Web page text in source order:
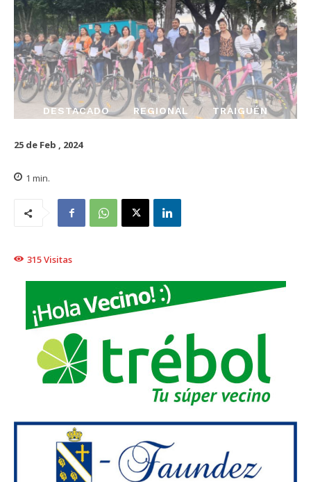
DESTACADO REGIONAL TRAIGUÉN
25 de Feb , 2024
1 min.
315Visitas